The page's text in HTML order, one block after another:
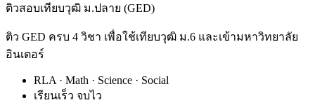
ติวสอบเทียบวุฒิ ม.ปลาย (GED)
ติว GED ครบ 4 วิชา เพื่อใช้เทียบวุฒิ ม.6 และเข้ามหาวิทยาลัย
อินเตอร์
RLA · Math · Science · Social
เรียนเร็ว จบไว